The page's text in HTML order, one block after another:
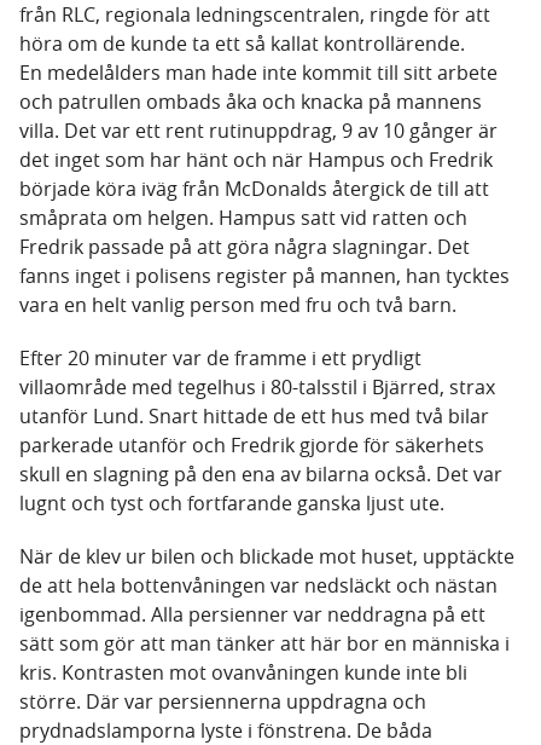
från RLC, regionala ledningscentralen, ringde för att
höra om de kunde ta ett så kallat kontrollärende.
En medelålders man hade inte kommit till sitt arbete
och patrullen ombads åka och knacka på mannens
villa. Det var ett rent rutinuppdrag, 9 av 10 gånger är
det inget som har hänt och när Hampus och Fredrik
började köra iväg från McDonalds återgick de till att
småprata om helgen. Hampus satt vid ratten och
Fredrik passade på att göra några slagningar. Det
fanns inget i polisens register på mannen, han tycktes
vara en helt vanlig person med fru och två barn.
Efter 20 minuter var de framme i ett prydligt
villaområde med tegelhus i 80-talsstil i Bjärred, strax
utanför Lund. Snart hittade de ett hus med två bilar
parkerade utanför och Fredrik gjorde för säkerhets
skull en slagning på den ena av bilarna också. Det var
lugnt och tyst och fortfarande ganska ljust ute.
När de klev ur bilen och blickade mot huset, upptäckte
de att hela bottenvåningen var nedsläckt och nästan
igenbommad. Alla persienner var neddragna på ett
sätt som gör att man tänker att här bor en människa i
kris. Kontrasten mot ovanvåningen kunde inte bli
större. Där var persiennerna uppdragna och
prydnadslamporna lyste i fönstrena. De båda